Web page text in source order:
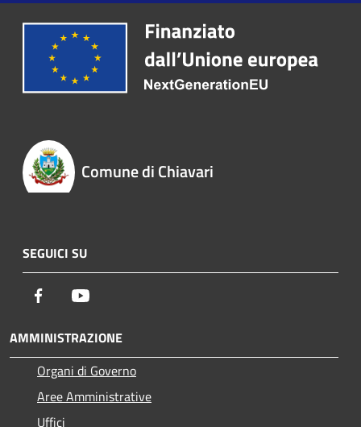
Comune di Chiavari
SEGUICI SU
Facebook
AMMINISTRAZIONE
Organi di Governo
Aree Amministrative
Uffici